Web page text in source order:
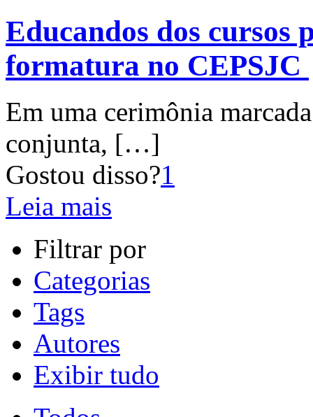
Educandos dos cursos
formatura no CEPSJC
Em uma cerimônia
conjunta, […]
Gostou disso?1
Leia mais
Filtrar por
Categorias
Tags
Autores
Exibir tudo